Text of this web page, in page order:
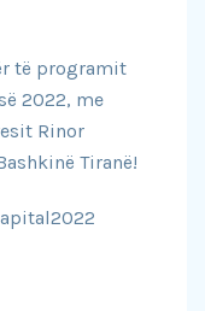
të programit
2022, me
Rinor
Tiranë!